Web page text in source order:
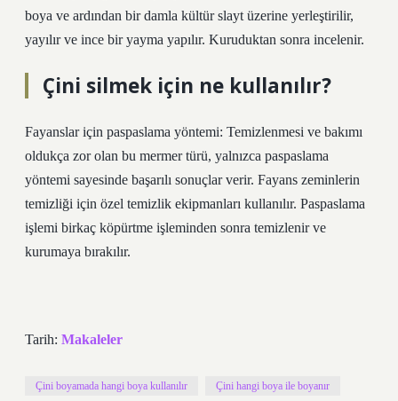
boya ve ardından bir damla kültür slayt üzerine yerleştirilir,
yayılır ve ince bir yayma yapılır. Kuruduktan sonra incelenir.
Çini silmek için ne kullanılır?
Fayanslar için paspaslama yöntemi: Temizlenmesi ve bakımı
oldukça zor olan bu mermer türü, yalnızca paspaslama
yöntemi sayesinde başarılı sonuçlar verir. Fayans zeminlerin
temizliği için özel temizlik ekipmanları kullanılır. Paspaslama
işlemi birkaç köpürtme işleminden sonra temizlenir ve
kurumaya bırakılır.
Tarih: Makaleler
Çini boyamada hangi boya kullanılır Çini hangi boya ile boyanır